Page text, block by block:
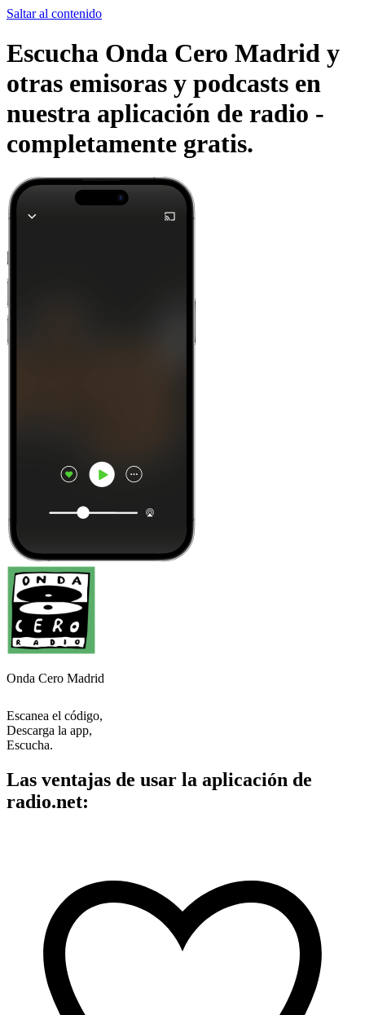
Saltar al contenido
Escucha Onda Cero Madrid y
otras emisoras y podcasts en
nuestra aplicación de radio -
completamente gratis.
Onda Cero Madrid
Escanea el código,
Descarga la app,
Escucha.
Las ventajas de usar la aplicación de
radio.net: